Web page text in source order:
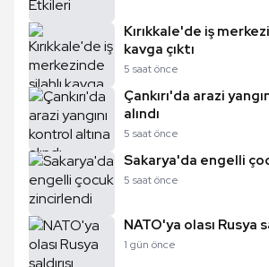
Kırıkkale'de iş
kavga çıktı
5 saat önce
Çankırı'da arazi
alındı
5 saat önce
Sakarya'da engelli
5 saat önce
NATO'ya olası Rusya
1 gün önce